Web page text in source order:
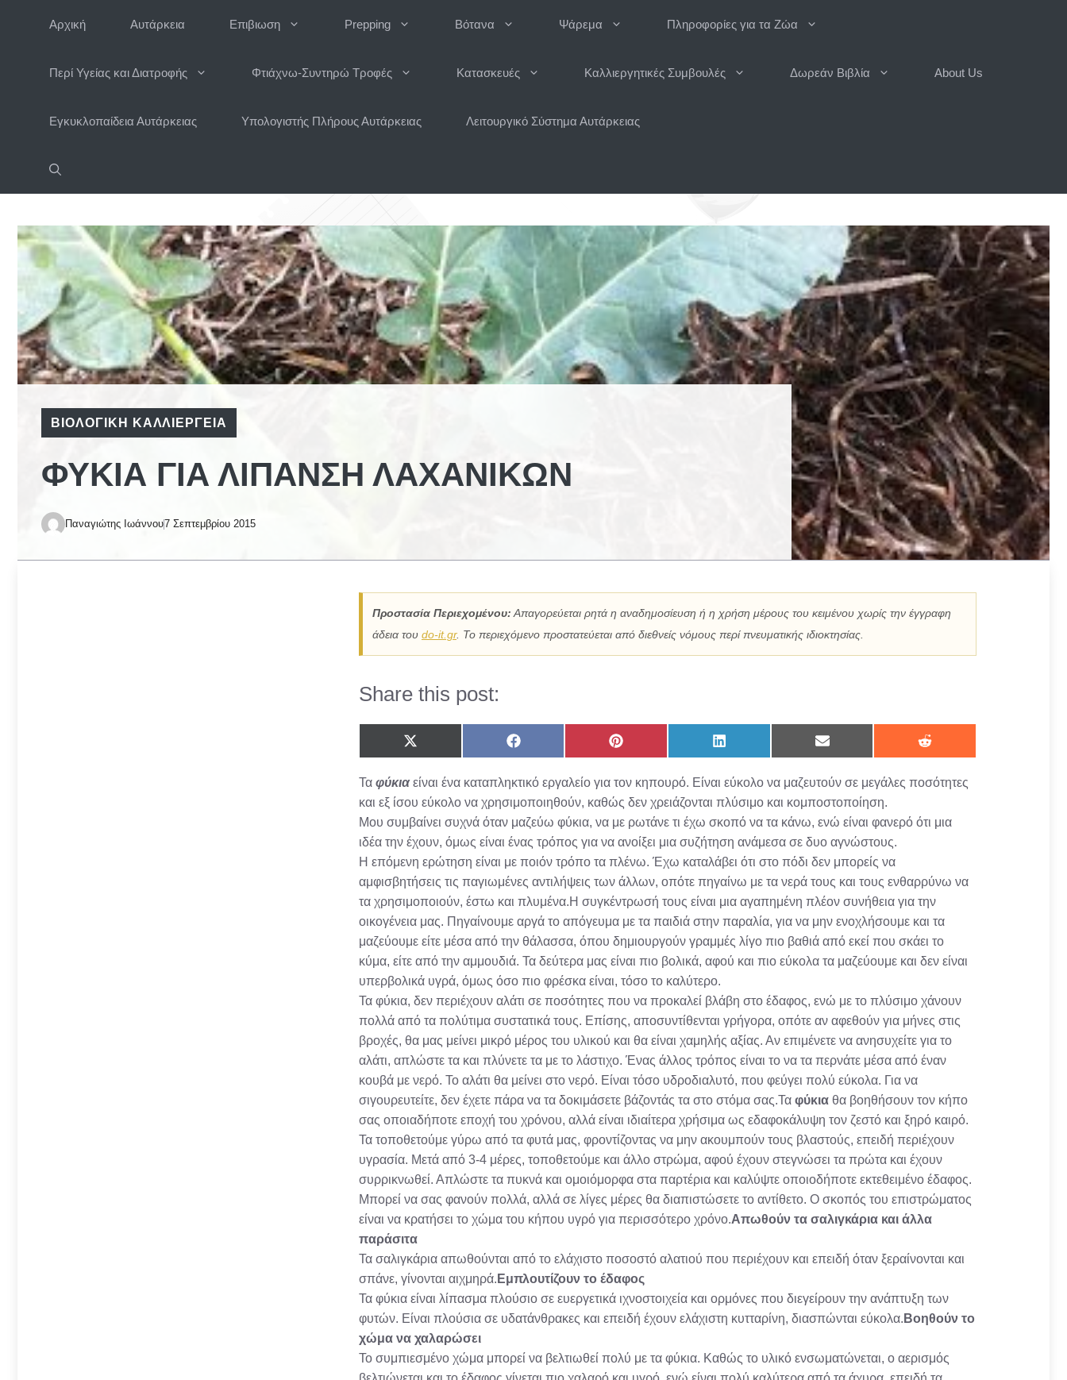
Αρχική Αυτάρκεια Επιβιωση Prepping Βότανα Ψάρεμα Πληροφορίες για τα Ζώα
Περί Υγείας και Διατροφής Φτιάχνω-Συντηρώ Τροφές Κατασκευές Καλλιεργητικές Συμβουλές Δωρεάν Βιβλία About Us
Εγκυκλοπαίδεια Αυτάρκειας Υπολογιστής Πλήρους Αυτάρκειας Λειτουργικό Σύστημα Αυτάρκειας
ΒΙΟΛΟΓΙΚΉ ΚΑΛΛΙΈΡΓΕΙΑ
ΦΎΚΙΑ ΓΙΑ ΛΊΠΑΝΣΗ ΛΑΧΑΝΙΚΏΝ
Παναγιώτης Ιωάννου7 Σεπτεμβρίου 2015
Προστασία Περιεχομένου: Απαγορεύεται ρητά η αναδημοσίευση ή η χρήση μέρους του κειμένου χωρίς την έγγραφη
άδεια του do-it.gr. Το περιεχόμενο προστατεύεται από διεθνείς νόμους περί πνευματικής ιδιοκτησίας.
Share this post:
Share
on
(Twitter)
Share
on
Share
on
Share
on
Share
on
Share
on
Τα φύκιαείναι ένα καταπληκτικό εργαλείο για τον κηπουρό. Είναι εύκολο να μαζευτούν σε μεγάλες ποσότητες
και εξ ίσου εύκολο να χρησιμοποιηθούν, καθώς δεν χρειάζονται πλύσιμο και κομποστοποίηση.
Μου συμβαίνει συχνά όταν μαζεύω φύκια, να με ρωτάνε τι έχω σκοπό να τα κάνω, ενώ είναι φανερό ότι μια
ιδέα την έχουν, όμως είναι ένας τρόπος για να ανοίξει μια συζήτηση ανάμεσα σε δυο αγνώστους.
Η επόμενη ερώτηση είναι με ποιόν τρόπο τα πλένω. Έχω καταλάβει ότι στο πόδι δεν μπορείς να
αμφισβητήσεις τις παγιωμένες αντιλήψεις των άλλων, οπότε πηγαίνω με τα νερά τους και τους ενθαρρύνω να
τα χρησιμοποιούν, έστω και πλυμένα.Η συγκέντρωσή τους είναι μια αγαπημένη πλέον συνήθεια για την
οικογένεια μας. Πηγαίνουμε αργά το απόγευμα με τα παιδιά στην παραλία, για να μην ενοχλήσουμε και τα
μαζεύουμε είτε μέσα από την θάλασσα, όπου δημιουργούν γραμμές λίγο πιο βαθιά από εκεί που σκάει το
κύμα, είτε από την αμμουδιά. Τα δεύτερα μας είναι πιο βολικά, αφού και πιο εύκολα τα μαζεύουμε και δεν είναι
υπερβολικά υγρά, όμως όσο πιο φρέσκα είναι, τόσο το καλύτερο.
Τα φύκια, δεν περιέχουν αλάτι σε ποσότητες που να προκαλεί βλάβη στο έδαφος, ενώ με το πλύσιμο χάνουν
πολλά από τα πολύτιμα συστατικά τους. Επίσης, αποσυντίθενται γρήγορα, οπότε αν αφεθούν για μήνες στις
βροχές, θα μας μείνει μικρό μέρος του υλικού και θα είναι χαμηλής αξίας. Αν επιμένετε να ανησυχείτε για το
αλάτι, απλώστε τα και πλύνετε τα με το λάστιχο. Ένας άλλος τρόπος είναι το να τα περνάτε μέσα από έναν
κουβά με νερό. Το αλάτι θα μείνει στο νερό. Είναι τόσο υδροδιαλυτό, που φεύγει πολύ εύκολα. Για να
σιγουρευτείτε, δεν έχετε πάρα να τα δοκιμάσετε βάζοντάς τα στο στόμα σας.Τα φύκια θα βοηθήσουν τον κήπο
σας οποιαδήποτε εποχή του χρόνου, αλλά είναι ιδιαίτερα χρήσιμα ως εδαφοκάλυψη τον ζεστό και ξηρό καιρό.
Τα τοποθετούμε γύρω από τα φυτά μας, φροντίζοντας να μην ακουμπούν τους βλαστούς, επειδή περιέχουν
υγρασία. Μετά από 3-4 μέρες, τοποθετούμε και άλλο στρώμα, αφού έχουν στεγνώσει τα πρώτα και έχουν
συρρικνωθεί. Απλώστε τα πυκνά και ομοιόμορφα στα παρτέρια και καλύψτε οποιοδήποτε εκτεθειμένο έδαφος.
Μπορεί να σας φανούν πολλά, αλλά σε λίγες μέρες θα διαπιστώσετε το αντίθετο. Ο σκοπός του επιστρώματος
είναι να κρατήσει το χώμα του κήπου υγρό για περισσότερο χρόνο.Απωθούν τα σαλιγκάρια και άλλα
παράσιτα
Τα σαλιγκάρια απωθούνται από το ελάχιστο ποσοστό αλατιού που περιέχουν και επειδή όταν ξεραίνονται και
σπάνε, γίνονται αιχμηρά. Εμπλουτίζουν το έδαφος
Τα φύκια είναι λίπασμα πλούσιο σε ευεργετικά ιχνοστοιχεία και ορμόνες που διεγείρουν την ανάπτυξη των
φυτών. Είναι πλούσια σε υδατάνθρακες και επειδή έχουν ελάχιστη κυτταρίνη, διασπώνται εύκολα. Βοηθούν το
χώμα να χαλαρώσει
Το συμπιεσμένο χώμα μπορεί να βελτιωθεί πολύ με τα φύκια. Καθώς το υλικό ενσωματώνεται, ο αερισμός